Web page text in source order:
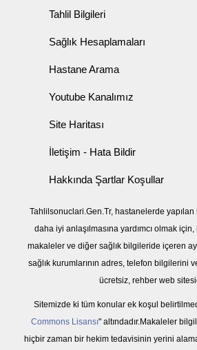
Tahlil Bilgileri
Sağlık Hesaplamaları
Hastane Arama
Youtube Kanalımız
Site Haritası
İletişim - Hata Bildir
Hakkında Şartlar Koşullar
Tahlilsonuclari.Gen.Tr, hastanelerde
daha iyi anlaşılmasına yardımcı olmak
makaleler ve diğer sağlık bilgileride içeren
sağlık kurumlarının adres, telefon bilgilerini
ücretsiz, rehber web
Sitemizde ki tüm konular ek koşul
Commons Lisansı" altındadır.Makaleler
hiçbir zaman bir hekim tedavisinin yerini